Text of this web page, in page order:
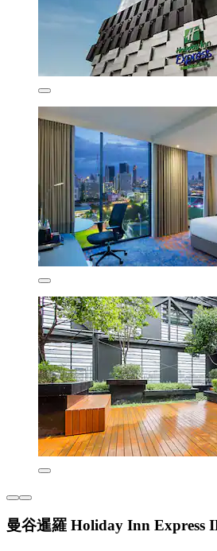
曼谷暹羅 Holiday Inn Express